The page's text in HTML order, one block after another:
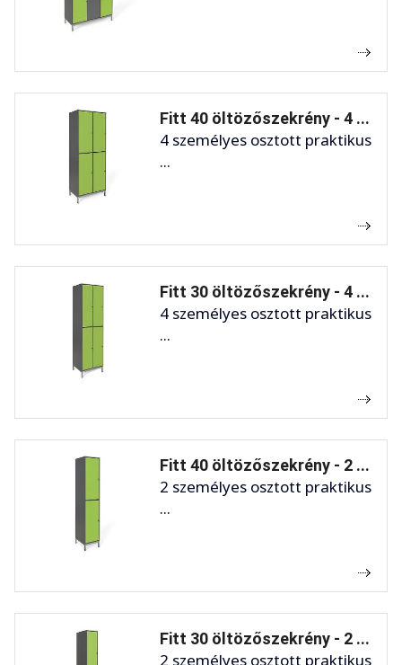
Fitt 40 öltözőszekrény - 4 ...
4 személyes osztott praktikus
...
Fitt 30 öltözőszekrény - 4 ...
4 személyes osztott praktikus
...
Fitt 40 öltözőszekrény - 2 ...
2 személyes osztott praktikus
...
Fitt 30 öltözőszekrény - 2 ...
2 személyes osztott praktikus